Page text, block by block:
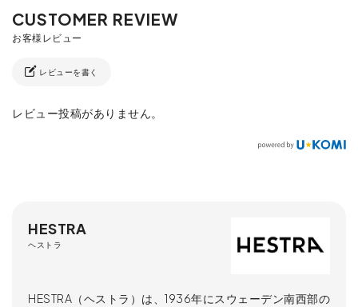
レビューを書く
レビュー投稿がありません。
HESTRA
ヘストラ
HESTRA（ヘストラ）は、1936年にスウェーデン南西部の